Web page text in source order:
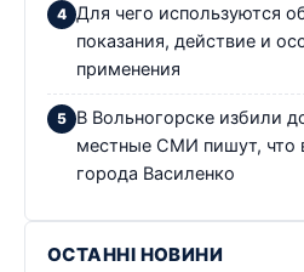
Для чего используются
показания, действие и
применения
В Вольногорске избили
местные СМИ пишут, что
города Василенко
ОСТАННІ НОВИНИ